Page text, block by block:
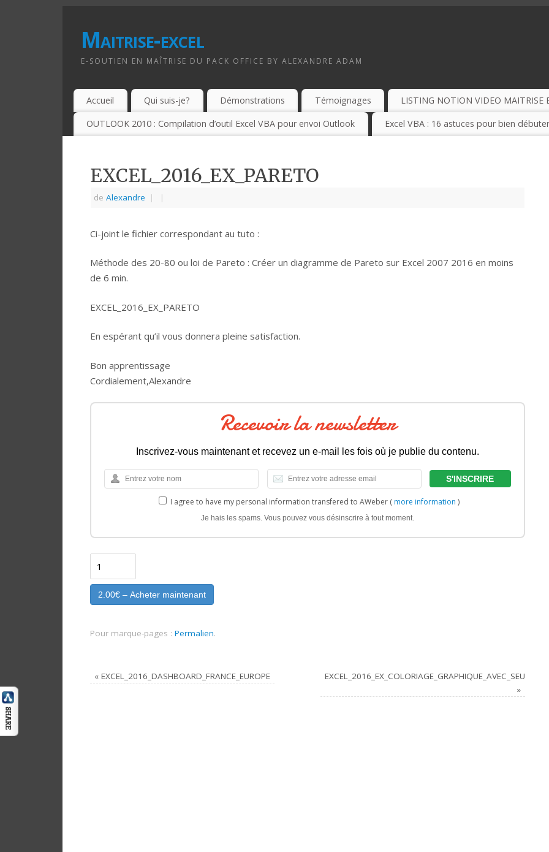
Maitrise-excel
E-SOUTIEN EN MAÎTRISE DU PACK OFFICE BY ALEXANDRE ADAM
Accueil Qui suis-je? Démonstrations Témoignages LISTING NOTION VIDEO MAITRISE
OUTLOOK 2010 : Compilation d’outil Excel VBA pour envoi Outlook Excel VBA : 16 astuces pour bien
EXCEL_2016_EX_PARETO
de Alexandre | |
Ci-joint le fichier correspondant au tuto :
Méthode des 20-80 ou loi de Pareto : Créer un diagramme de Pareto sur Excel 2007 2016 en moins
de 6 min.
EXCEL_2016_EX_PARETO
En espérant qu’il vous donnera pleine satisfaction.
Bon apprentissage
Cordialement,Alexandre
Recevoir la newsletter
Inscrivez-vous maintenant et recevez un e-mail les fois où je publie du contenu.
I agree to have my personal information transfered to AWeber ( more information )
Je hais les spams. Vous pouvez vous désinscrire à tout moment.
2.00€ – Acheter maintenant
Pour marque-pages : Permalien.
« EXCEL_2016_DASHBOARD_FRANCE_EUROPE
EXCEL_2016_EX_COLORIAGE_GRAPHIQUE_AVEC_SEUIL
»